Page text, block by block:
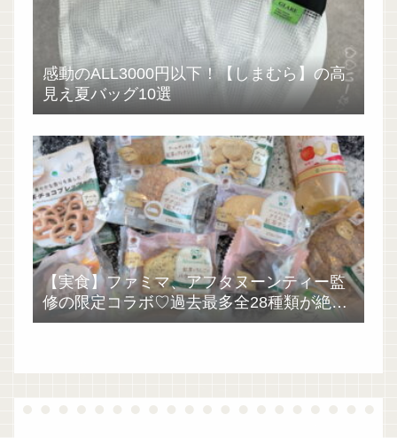
感動のALL3000円以下！【しまむら】の高
見え夏バッグ10選
【実食】ファミマ、アフタヌーンティー監
修の限定コラボ♡過去最多全28種類が絶品
過ぎた！